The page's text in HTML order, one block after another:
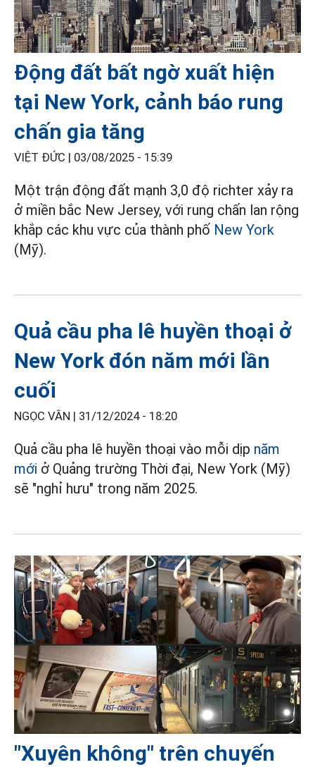
Động đất bất ngờ xuất hiện
tại New York, cảnh báo rung
chấn gia tăng
VIỆT ĐỨC | 03/08/2025 - 15:39
Một trận động đất mạnh 3,0 độ richter xảy ra
ở miền bắc New Jersey, với rung chấn lan rộng
khắp các khu vực của thành phố New York
(Mỹ).
Quả cầu pha lê huyền thoại ở
New York đón năm mới lần
cuối
NGỌC VÂN | 31/12/2024 - 18:20
Quả cầu pha lê huyền thoại vào mỗi dịp năm
mới ở Quảng trường Thời đại, New York (Mỹ)
sẽ "nghỉ hưu" trong năm 2025.
"Xuyên không" trên chuyến